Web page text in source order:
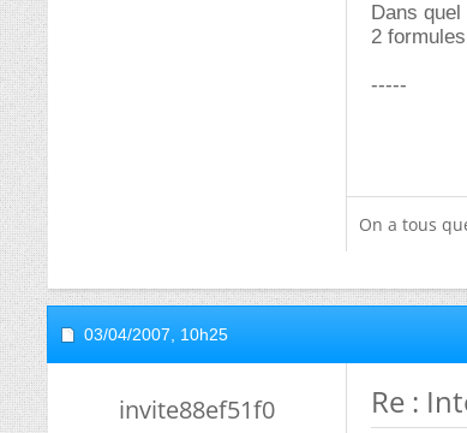
Dans
2
-----
On a tous
03/04/2007, 10h25
invite88ef51f0 Re :